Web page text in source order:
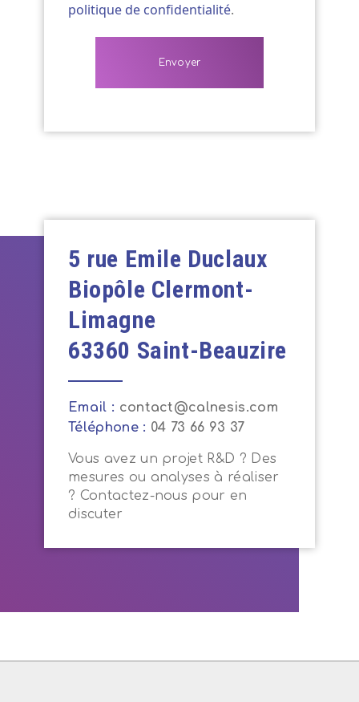
5 rue Emile Duclaux
Biopôle Clermont-
Limagne
63360 Saint-Beauzire
Email :
Téléphone : 04 73 66 93 37
Vous avez un projet R&D ? Des
mesures ou analyses à réaliser
? Contactez-nous pour en
discuter
politique de confidentialité.